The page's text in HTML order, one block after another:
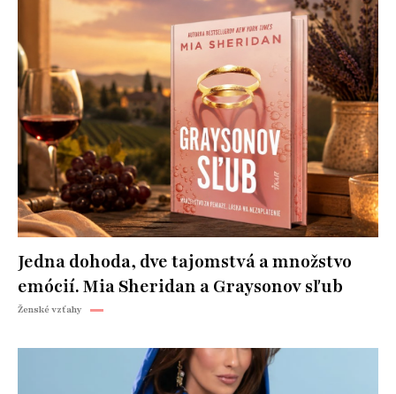
Jedna dohoda, dve tajomstvá a množstvo
emócií. Mia Sheridan a Graysonov sľub
Ženské vzťahy